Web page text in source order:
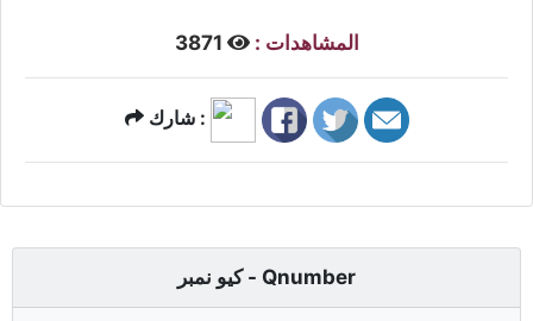
المشاهدات :
شارك :
كيو نمبر - Qnumber